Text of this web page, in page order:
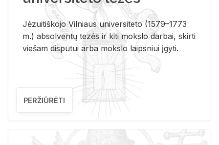
Jėzuitiškojo Vilniaus universiteto (1579–1773
m.) absolventų tezės ir kiti mokslo darbai, skirti
viešam disputui arba mokslo laipsniui įgyti.
PERŽIŪRĖTI